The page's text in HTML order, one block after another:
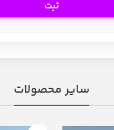
سایر محصولات